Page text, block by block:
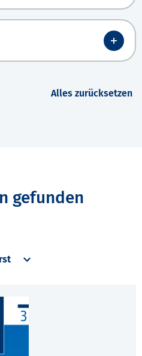
Alles zurücksetzen
gefunden